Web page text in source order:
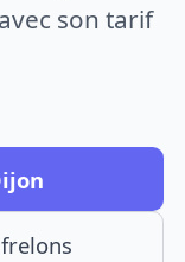
son tarif